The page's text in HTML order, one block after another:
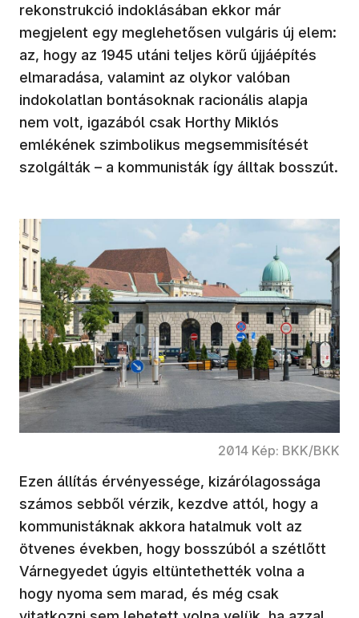
rekonstrukció indoklásában ekkor már
megjelent egy meglehetősen vulgáris új elem:
az, hogy az 1945 utáni teljes körű újjáépítés
elmaradása, valamint az olykor valóban
indokolatlan bontásoknak racionális alapja
nem volt, igazából csak Horthy Miklós
emlékének szimbolikus megsemmisítését
szolgálták – a kommunisták így álltak bosszút.
2014 Kép: BKK/BKK
Ezen állítás érvényessége, kizárólagossága
számos sebből vérzik, kezdve attól, hogy a
kommunistáknak akkora hatalmuk volt az
ötvenes években, hogy bosszúból a szétlőtt
Várnegyedet úgyis eltüntethették volna a
hogy nyoma sem marad, és még csak